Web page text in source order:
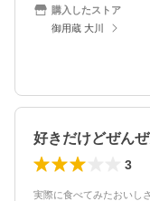
購入したストア
御用蔵 大川
3
実際に食べてみたおいし